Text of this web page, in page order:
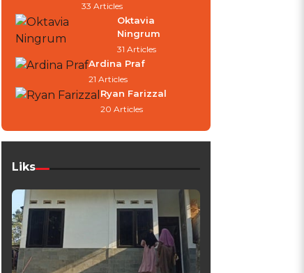
33 Articles
Oktavia
Ningrum
31 Articles
Ardina Praf
21 Articles
Ryan Farizzal
20 Articles
Liks